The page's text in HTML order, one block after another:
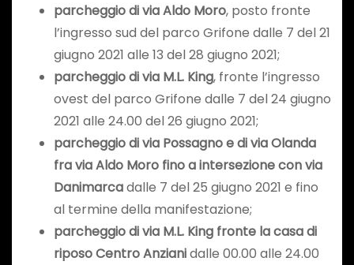
parcheggio di via Aldo Moro, posto fronte
l’ingresso sud del parco Grifone dalle 7 del 21
giugno 2021 alle 13 del 28 giugno 2021;
parcheggio di via M.L. King, fronte l’ingresso
ovest del parco Grifone dalle 7 del 24 giugno
2021 alle 24.00 del 26 giugno 2021;
parcheggio di via Possagno e di via Olanda
fra via Aldo Moro fino a intersezione con via
Danimarcadalle 7 del 25 giugno 2021 e fino
al termine della manifestazione;
parcheggio di via M.L. King fronte la casa di
riposo Centro Anzianidalle 00.00 alle 24.00